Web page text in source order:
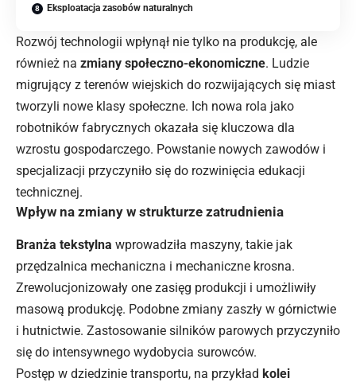
Eksploatacja zasobów naturalnych
Rozwój technologii wpłynął nie tylko na produkcję, ale
również na zmiany społeczno-ekonomiczne. Ludzie
migrujący z terenów wiejskich do rozwijających się miast
tworzyli nowe klasy społeczne. Ich nowa rola jako
robotników fabrycznych okazała się kluczowa dla
wzrostu gospodarczego. Powstanie nowych zawodów i
specjalizacji przyczyniło się do rozwinięcia edukacji
technicznej.
Wpływ na zmiany w strukturze zatrudnienia
Branża tekstylna wprowadziła maszyny, takie jak
przędzalnica mechaniczna i mechaniczne krosna.
Zrewolucjonizowały one zasięg produkcji i umożliwiły
masową produkcję. Podobne zmiany zaszły w górnictwie
i hutnictwie. Zastosowanie silników parowych przyczyniło
się do intensywnego wydobycia surowców.
Postęp w dziedzinie transportu, na przykład kolei